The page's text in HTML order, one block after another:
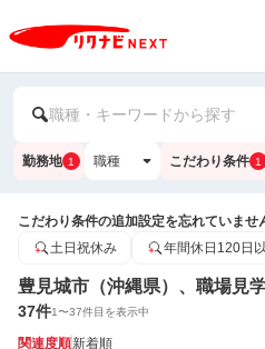
職種・キーワードから探す
勤務地 1 職種 こだわり条件 1
こだわり条件の追加設定を忘れていませ
土日祝休み
年間休日120日
豊見城市（沖縄県）、職場見
37件1〜37件目を表示中
関連度順新着順